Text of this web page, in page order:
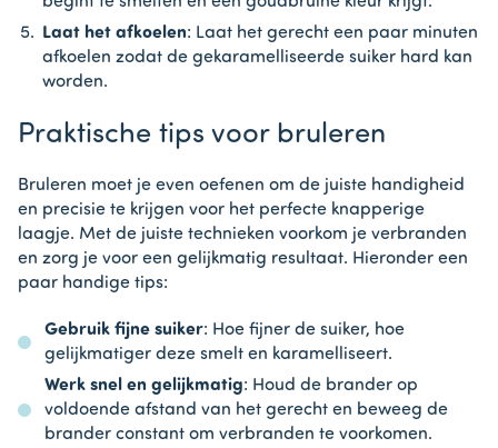
Laat het afkoelen: Laat het gerecht een paar minuten
afkoelen zodat de gekaramelliseerde suiker hard kan
worden.
Praktische tips voor bruleren
Bruleren moet je even oefenen om de juiste handigheid
en precisie te krijgen voor het perfecte knapperige
laagje. Met de juiste technieken voorkom je verbranden
en zorg je voor een gelijkmatig resultaat. Hieronder een
paar handige tips:
Gebruik fijne suiker: Hoe fijner de suiker, hoe
gelijkmatiger deze smelt en karamelliseert.
Werk snel en gelijkmatig: Houd de brander op
voldoende afstand van het gerecht en beweeg de
brander constant om verbranden te voorkomen.